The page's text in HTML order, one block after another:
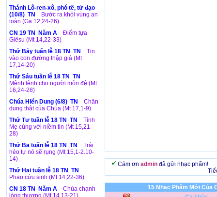
Thánh Lô-ren-xô, phó tế, tử đạo
(10/8) TN
Bước ra khỏi vùng an
toàn (Ga 12,24-26)
CN 19 TN Năm A
Điểm tựa
Giêsu (Mt 14,22-33)
Thứ Bảy tuấn lễ 18 TN TN
Tin
vào con đường thập giá (Mt
17,14-20)
Thứ Sáu tuần lễ 18 TN TN
Mệnh lệnh cho người môn đệ (Mt
16,24-28)
Chúa Hiển Dung (6/8) TN
Chân
dung thật của Chúa (Mt 17,1-9)
Thứ Tư tuần lễ 18 TN TN
Tình
Mẹ cùng với niềm tin (Mt 15,21-
28)
Thứ Ba tuấn lễ 18 TN TN
Trái
héo tự nó sẽ rụng (Mt 15,1-2.10-
14)
Thứ Hai tuần lễ 18 TN TN
Phao cứu sinh (Mt 14,22-36)
CN 18 TN Năm A
Chúa chạnh
lòng thương (Mt 14,13-21)
Cám ơn admin đã gửi nhạc phẩm!
15 Nhạc Phẩm Mới Của